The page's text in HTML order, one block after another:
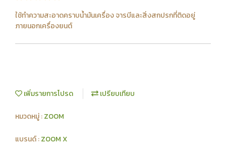
ใช้ทำความสะอาดคราบน้ำมันเครื่อง จารบีและสิ่งสกปรกที่ติดอยู่
ภายนอกเครื่องยนต์
เพิ่มรายการโปรด เปรียบเทียบ
หมวดหมู่ :ZOOM
แบรนด์ :ZOOM X